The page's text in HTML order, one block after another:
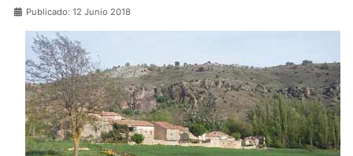
Publicado: 12 Junio 2018